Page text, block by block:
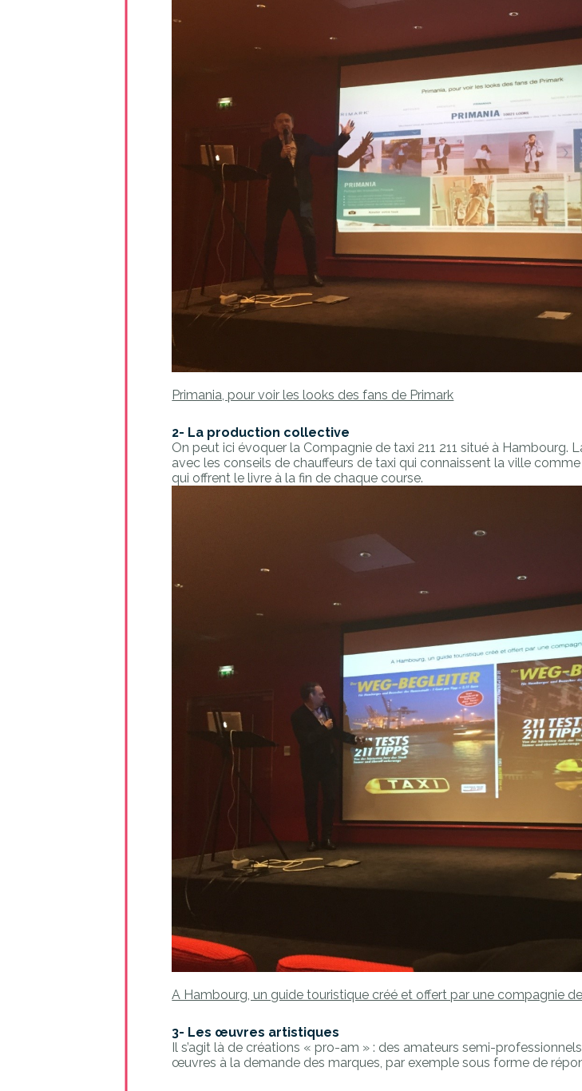
Primania, pour voir les looks des fans de Primark
2- La production collective
On peut ici évoquer la Compagnie de taxi 211 211 situé à Hambourg.
avec les conseils de chauffeurs de taxi qui connaissent la ville
qui offrent le livre à la fin de chaque course.
A Hambourg, un guide touristique créé et offert par une compagnie
3- Les œuvres artistiques
Il s’agit là de créations « pro-am » : des amateurs semi-
œuvres à la demande des marques, par exemple sous forme de